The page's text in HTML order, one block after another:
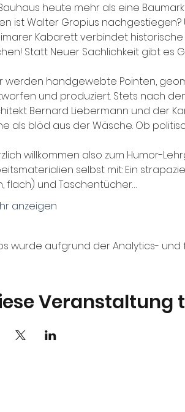
heute mehr als eine
ist Walter Gropius nachgestiegen?
Kabarett verbindet
Statt Neuer Sachlichkeit gibt es
werden handgewebte Pointen,
und produziert. Stets nach
Bernard Liebermann und der
als blöd aus der Wäsche. Ob
willkommen also zum Humor-
selbst mit: Ein
flach) und Taschentücher…
anzeigen
wurde aufgrund der Analytics-
Veranstaltung